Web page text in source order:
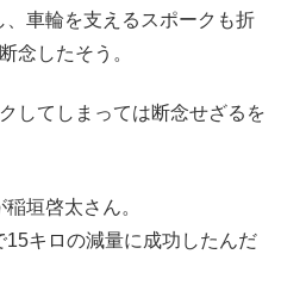
車輪を支えるスポークも折
念したそう。
してしまっては断念せざるを
垣啓太さん。
キロの減量に成功したんだ